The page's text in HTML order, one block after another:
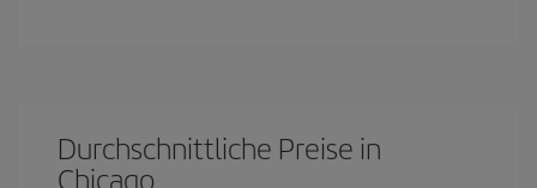
Durchschnittliche Preise in
Chicago